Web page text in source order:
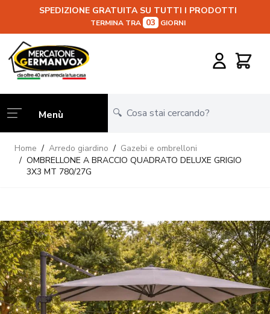
SPEDIZIONE GRATUITA SU TUTTI I PRODOTTI
TERMINA TRA 03 GIORNI
Salta al contenuto
Carrello
Menù
Home / Arredo giardino / Gazebi e ombrelloni
/ OMBRELLONE A BRACCIO QUADRATO DELUXE GRIGIO
3X3 MT 780/27G